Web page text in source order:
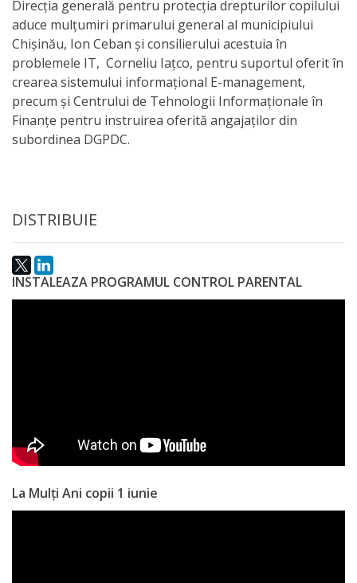
Acte
interne
Media
presă
Informații
utile
web
Direcția generală pentru protecția drepturilor copilului
aduce mulțumiri primarului general al municipiului
Chișinău, Ion Ceban și consilierului acestuia în
problemele IT, Corneliu Iațco, pentru suportul oferit în
crearea sistemului informațional E-management,
precum și Centrului de Tehnologii Informaționale în
Finanțe pentru instruirea oferită angajaților din
subordinea DGPDC.
DISTRIBUIE
INSTALEAZA PROGRAMUL CONTROL PARENTAL
La Mulți Ani copii 1 iunie